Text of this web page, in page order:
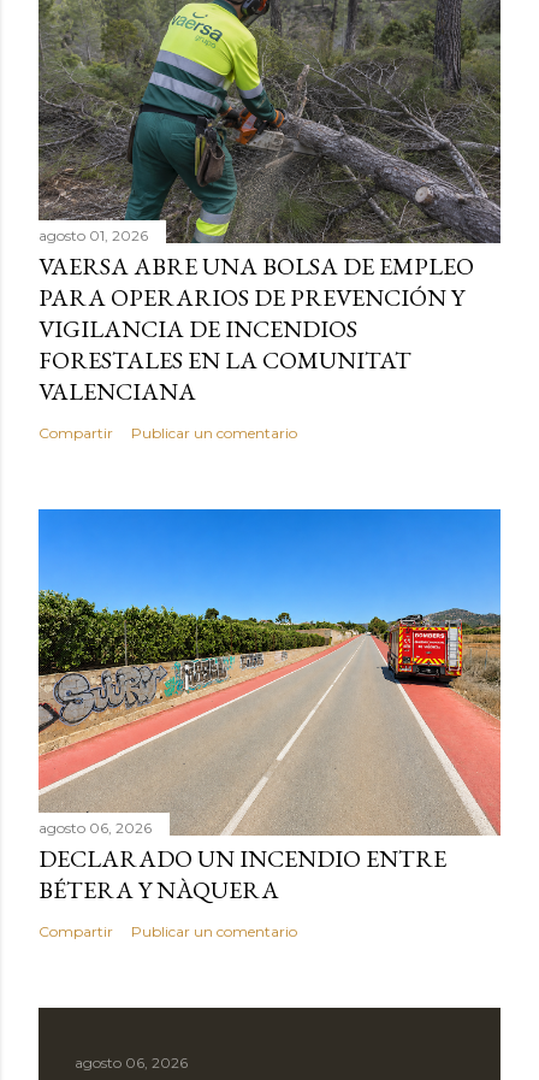
agosto 01, 2026
VAERSA ABRE UNA BOLSA DE EMPLEO
PARA OPERARIOS DE PREVENCIÓN Y
VIGILANCIA DE INCENDIOS
FORESTALES EN LA COMUNITAT
VALENCIANA
Compartir Publicar un comentario
agosto 06, 2026
DECLARADO UN INCENDIO ENTRE
BÉTERA Y NÀQUERA
Compartir Publicar un comentario
agosto 06, 2026